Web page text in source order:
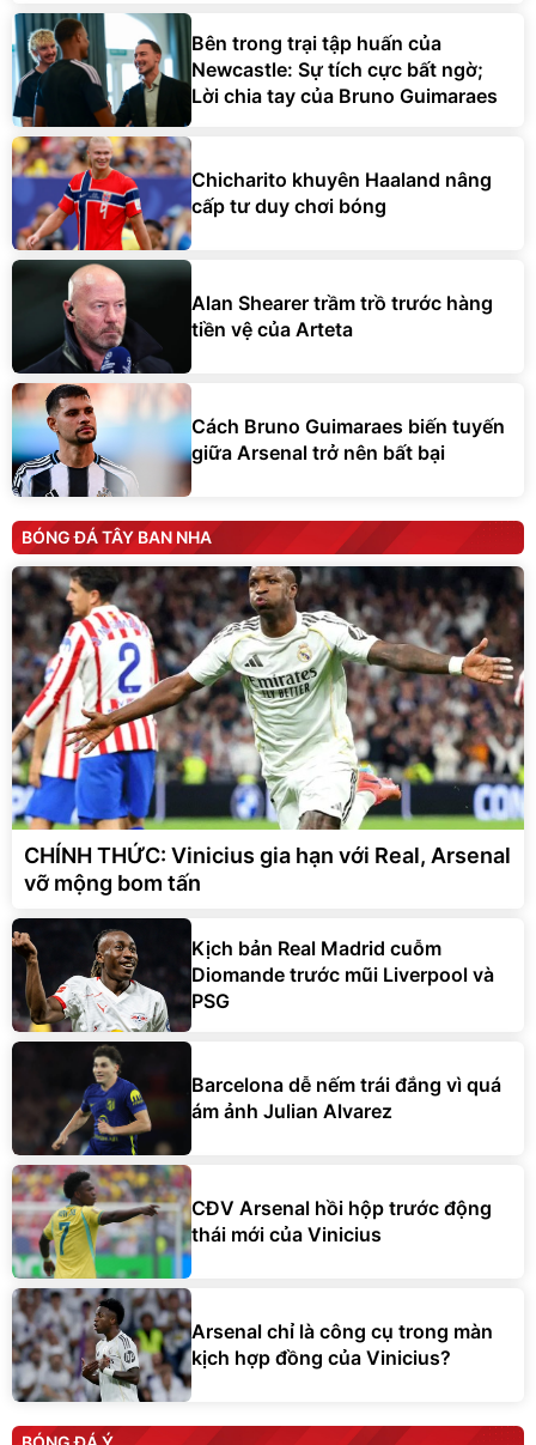
Bên trong trại tập huấn của
Newcastle: Sự tích cực bất ngờ;
Lời chia tay của Bruno Guimaraes
Chicharito khuyên Haaland nâng
cấp tư duy chơi bóng
Alan Shearer trầm trồ trước hàng
tiền vệ của Arteta
Cách Bruno Guimaraes biến tuyến
giữa Arsenal trở nên bất bại
BÓNG ĐÁ TÂY BAN NHA
CHÍNH THỨC: Vinicius gia hạn với Real, Arsenal
vỡ mộng bom tấn
Kịch bản Real Madrid cuỗm
Diomande trước mũi Liverpool và
PSG
Barcelona dễ nếm trái đắng vì quá
ám ảnh Julian Alvarez
CĐV Arsenal hồi hộp trước động
thái mới của Vinicius
Arsenal chỉ là công cụ trong màn
kịch hợp đồng của Vinicius?